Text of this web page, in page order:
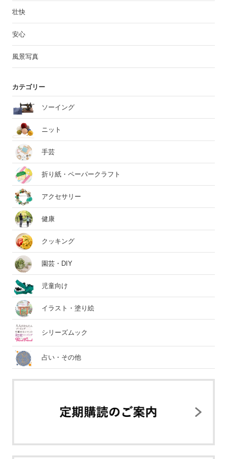
壮快
安心
風景写真
カテゴリー
ソーイング
ニット
手芸
折り紙・ペーパークラフト
アクセサリー
健康
クッキング
園芸・DIY
児童向け
イラスト・塗り絵
シリーズムック
占い・その他